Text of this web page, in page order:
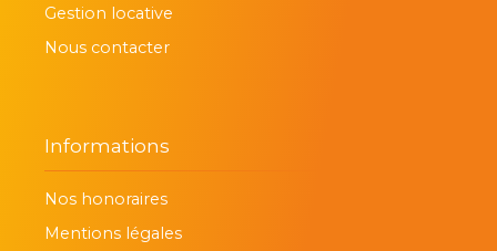
Gestion locative
Nous contacter
Informations
Nos honoraires
Mentions légales